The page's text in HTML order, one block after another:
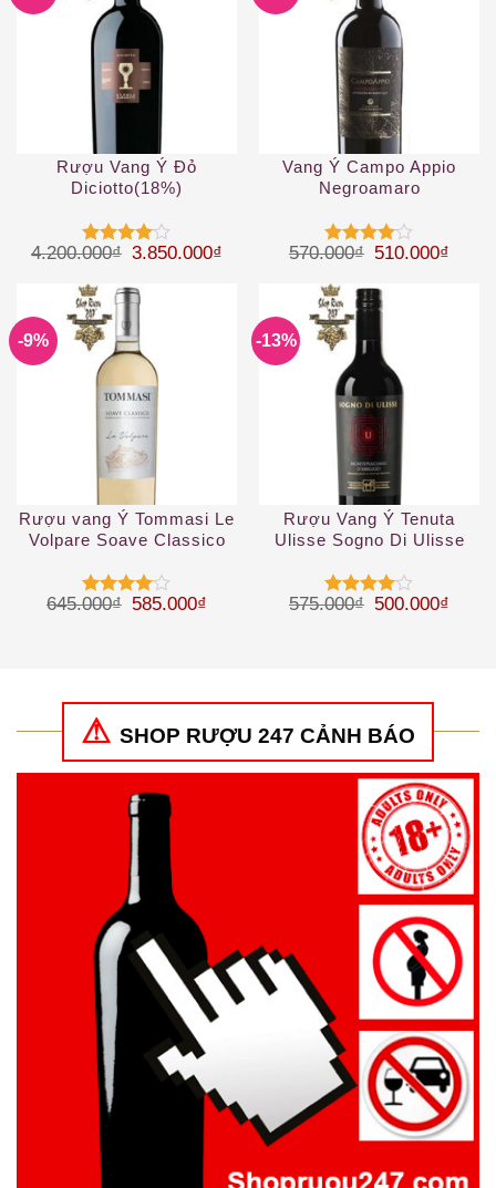
Rượu Vang Ý Đỏ
Diciotto(18%)
Được
45 sao
4.200.000₫ Giá gốc là: 4.200.000₫.
3.850.000₫ Giá hiện tại là: 3.850.000₫.
Vang Ý Campo Appio
Negroamaro
Được
45 sao
570.000₫ Giá gốc là:
510.000₫
-9%
Rượu vang Ý Tommasi Le
Volpare Soave Classico
Được
645.000₫ Giá gốc là: 645.000₫.
585.000₫ Giá hiện tại là: 585.000₫.
-13%
Rượu Vang Ý Tenuta
Ulisse Sogno Di Ulisse
Được
575.000₫ Giá gốc là:
500.000₫
SHOP RƯỢU 247 CẢNH BÁO